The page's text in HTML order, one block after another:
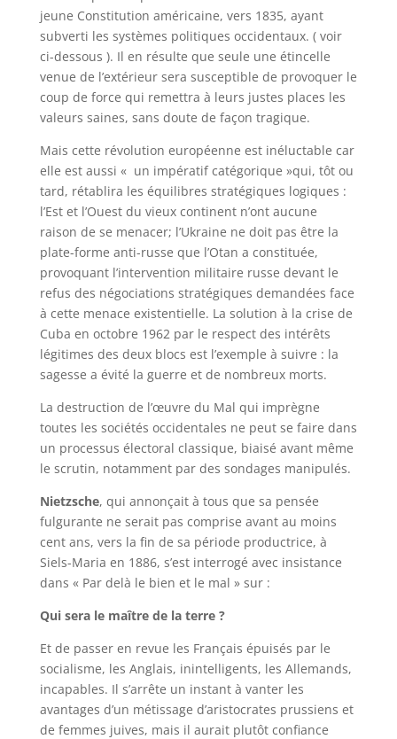
jeune Constitution américaine, vers 1835, ayant
subverti les systèmes politiques occidentaux. ( voir
ci-dessous ). Il en résulte que seule une étincelle
venue de l’extérieur sera susceptible de provoquer le
coup de force qui remettra à leurs justes places les
valeurs saines, sans doute de façon tragique.
Mais cette révolution européenne est inéluctable car
elle est aussi « un impératif catégorique »qui, tôt ou
tard, rétablira les équilibres stratégiques logiques :
l’Est et l’Ouest du vieux continent n’ont aucune
raison de se menacer; l’Ukraine ne doit pas être la
plate-forme anti-russe que l’Otan a constituée,
provoquant l’intervention militaire russe devant le
refus des négociations stratégiques demandées face
à cette menace existentielle. La solution à la crise de
Cuba en octobre 1962 par le respect des intérêts
légitimes des deux blocs est l’exemple à suivre : la
sagesse a évité la guerre et de nombreux morts.
La destruction de l’œuvre du Mal qui imprègne
toutes les sociétés occidentales ne peut se faire dans
un processus électoral classique, biaisé avant même
le scrutin, notamment par des sondages manipulés.
Nietzsche, qui annonçait à tous que sa pensée
fulgurante ne serait pas comprise avant au moins
cent ans, vers la fin de sa période productrice, à
Siels-Maria en 1886, s’est interrogé avec insistance
dans « Par delà le bien et le mal » sur :
Qui sera le maître de la terre ?
Et de passer en revue les Français épuisés par le
socialisme, les Anglais, inintelligents, les Allemands,
incapables. Il s’arrête un instant à vanter les
avantages d’un métissage d’aristocrates prussiens et
de femmes juives, mais il aurait plutôt confiance